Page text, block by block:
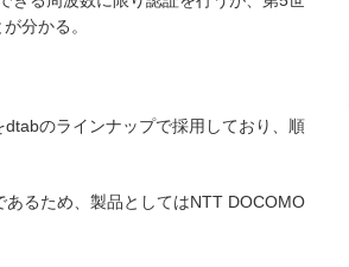
分かる。
のラインナップで採用しており、順
るため、製品としてはNTT DOCOMO